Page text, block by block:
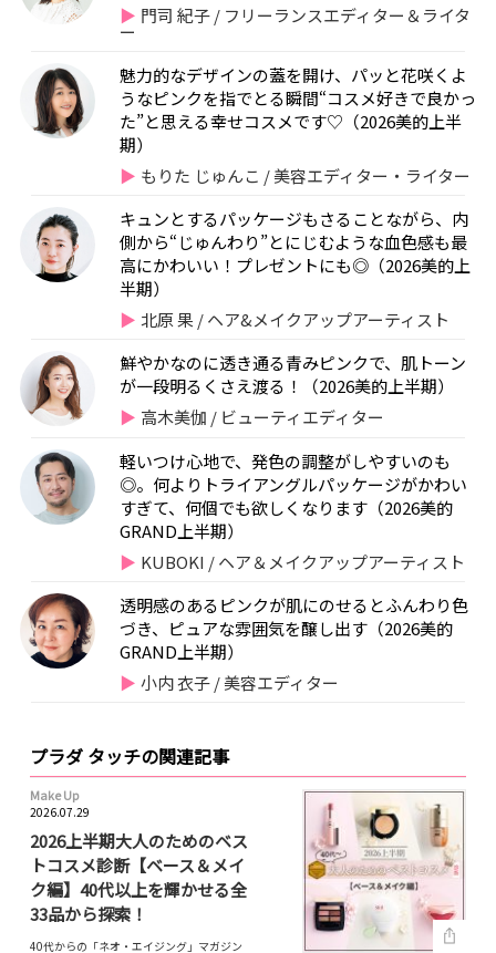
門司 紀子 / フリーランスエディター＆ライタ
ー
魅力的なデザインの蓋を開け、パッと花咲くよ
うなピンクを指でとる瞬間“コスメ好きで良かっ
た”と思える幸せコスメです♡（2026美的上半
期）
もりた じゅんこ / 美容エディター・ライター
キュンとするパッケージもさることながら、内
側から“じゅんわり”とにじむような血色感も最
高にかわいい！プレゼントにも◎（2026美的上
半期）
北原 果 / ヘア&メイクアップアーティスト
鮮やかなのに透き通る青みピンクで、肌トーン
が一段明るくさえ渡る！（2026美的上半期）
高木美伽 / ビューティエディター
軽いつけ心地で、発色の調整がしやすいのも
◎。何よりトライアングルパッケージがかわい
すぎて、何個でも欲しくなります（2026美的
GRAND上半期）
KUBOKI / ヘア＆メイクアップアーティスト
透明感のあるピンクが肌にのせるとふんわり色
づき、ピュアな雰囲気を醸し出す（2026美的
GRAND上半期）
小内 衣子 / 美容エディター
プラダ タッチの関連記事
Make Up
2026.07.29
2026上半期大人のためのベス
トコスメ診断【ベース＆メイ
ク編】40代以上を輝かせる全
33品から探索！
40代からの「ネオ・エイジング」マガジン